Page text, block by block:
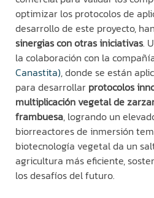
optimizar los protocolos de
desarrollo de este proyecto,
sinergias con otras iniciativas.
la colaboración con la
Canastita), donde se están
para desarrollar protocolos
multiplicación vegetal de
frambuesa, logrando un
biorreactores de inmersión
biotecnología vegetal da un
agricultura más eficiente,
los desafíos del futuro.